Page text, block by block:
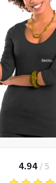
4.94/ 5